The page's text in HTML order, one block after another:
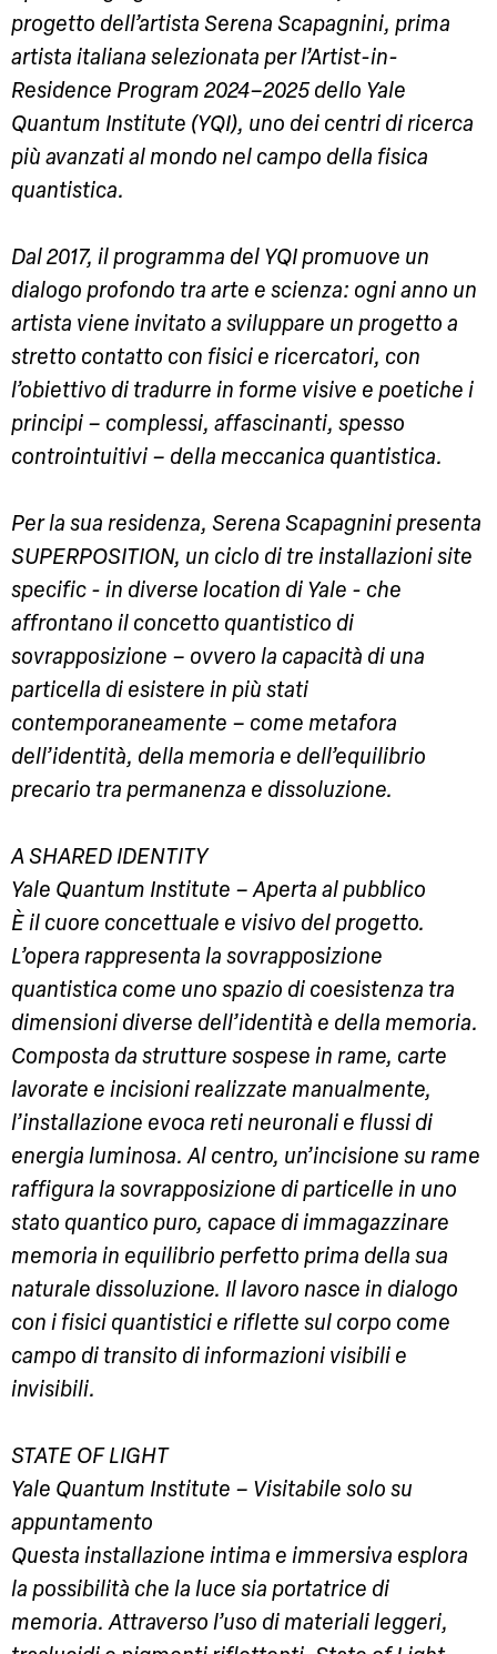
progetto dell’artista Serena Scapagnini, prima
artista italiana selezionata per l’Artist-in-
Residence Program 2024–2025 dello Yale
Quantum Institute (YQI), uno dei centri di ricerca
più avanzati al mondo nel campo della fisica
quantistica.
Dal 2017, il programma del YQI promuove un
dialogo profondo tra arte e scienza: ogni anno un
artista viene invitato a sviluppare un progetto a
stretto contatto con fisici e ricercatori, con
l’obiettivo di tradurre in forme visive e poetiche i
principi – complessi, affascinanti, spesso
controintuitivi – della meccanica quantistica.
Per la sua residenza, Serena Scapagnini presenta
SUPERPOSITION, un ciclo di tre installazioni site
specific - in diverse location di Yale - che
affrontano il concetto quantistico di
sovrapposizione – ovvero la capacità di una
particella di esistere in più stati
contemporaneamente – come metafora
dell’identità, della memoria e dell’equilibrio
precario tra permanenza e dissoluzione.
A SHARED IDENTITY
Yale Quantum Institute – Aperta al pubblico
È il cuore concettuale e visivo del progetto.
L’opera rappresenta la sovrapposizione
quantistica come uno spazio di coesistenza tra
dimensioni diverse dell’identità e della memoria.
Composta da strutture sospese in rame, carte
lavorate e incisioni realizzate manualmente,
l’installazione evoca reti neuronali e flussi di
energia luminosa. Al centro, un’incisione su rame
raffigura la sovrapposizione di particelle in uno
stato quantico puro, capace di immagazzinare
memoria in equilibrio perfetto prima della sua
naturale dissoluzione. Il lavoro nasce in dialogo
con i fisici quantistici e riflette sul corpo come
campo di transito di informazioni visibili e
invisibili.
STATE OF LIGHT
Yale Quantum Institute – Visitabile solo su
appuntamento
Questa installazione intima e immersiva esplora
la possibilità che la luce sia portatrice di
memoria. Attraverso l’uso di materiali leggeri,